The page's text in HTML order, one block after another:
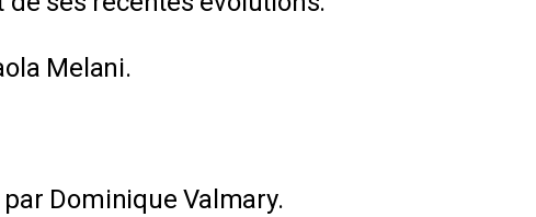
Melani.
Dominique Valmary.